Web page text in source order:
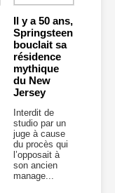
Il y a 50 ans,
Springsteen
bouclait sa
résidence
mythique
du New
Jersey
Interdit de
studio par un
juge à cause
du procès qui
l’opposait à
son ancien
manage...